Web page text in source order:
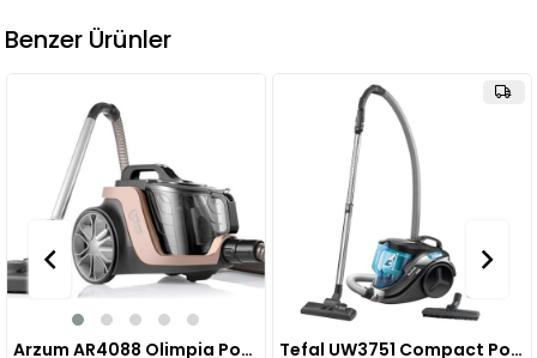
Benzer Ürünler
Arzum AR4088 Olimpia Power Cyclone Filtreli Süpürge
Tefal UW3751 Compact Power Cyclonic Toz Torbasız Elektrikli Süpürge - Mavi